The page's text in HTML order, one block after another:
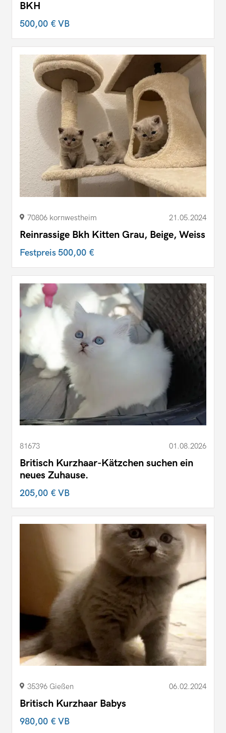
BKH
500,00 €VB
70806 kornwestheim 21.05.2024
Reinrassige Bkh Kitten Grau, Beige, Weiss
Festpreis500,00 €
81673 01.08.2026
Britisch Kurzhaar-Kätzchen suchen ein
neues Zuhause.
205,00 €VB
35396 Gießen 06.02.2024
Britisch Kurzhaar Babys
980,00 €VB